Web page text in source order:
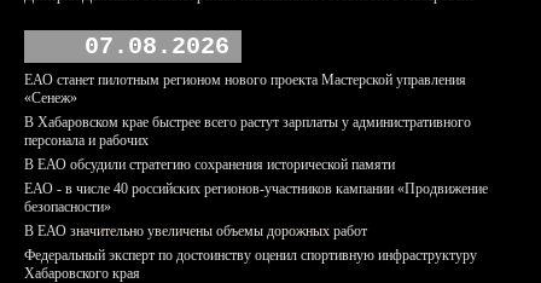
07.08.2026
ЕАО станет пилотным регионом нового проекта Мастерской управления
«Сенеж»
В Хабаровском крае быстрее всего растут зарплаты у административного
персонала и рабочих
В ЕАО обсудили стратегию сохранения исторической памяти
ЕАО - в числе 40 российских регионов-участников кампании «Продвижение
безопасности»
В ЕАО значительно увеличены объемы дорожных работ
Федеральный эксперт по достоинству оценил спортивную инфраструктуру
Хабаровского края